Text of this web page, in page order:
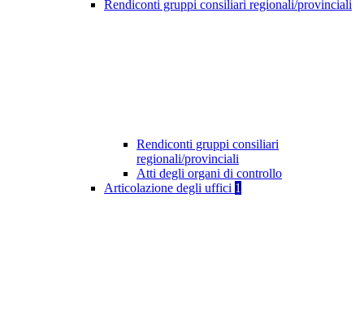
Rendiconti gruppi consiliari regionali/provinciali
Rendiconti gruppi consiliari
regionali/provinciali
Atti degli organi di controllo
Articolazione degli uffici 1